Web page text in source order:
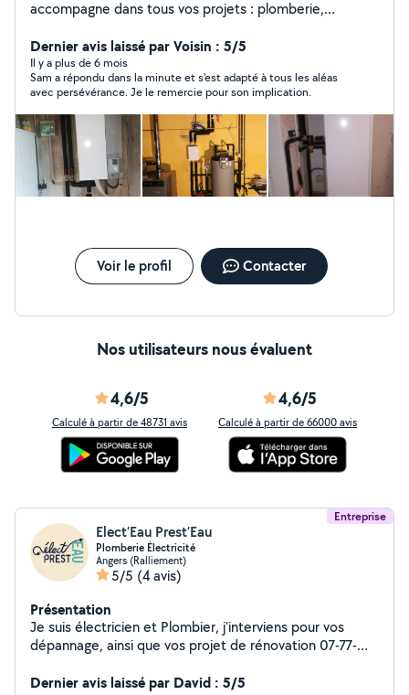
accompagne dans tous vos projets : plomberie,
une installation ou un entretien, je m'engage à fournir un
travail de qualité, propre et durable. La satisfaction de
mes clients est ma priorité.
Dernier avis laissé par Voisin : 5/5
Il y a plus de 6 mois
Sam a répondu dans la minute et s'est adapté à tous les aléas
avec persévérance. Je le remercie pour son implication.
Voir le profil Contacter
Nos utilisateurs nous évaluent
4,6/5
Calculé à partir de 48731 avis
4,6/5
Calculé à partir de 66000 avis
Entreprise
Elect’Eau Prest’Eau
Plomberie Électricité
Angers (Ralliement)
5/5 (4 avis)
Présentation
Je suis électricien et Plombier, j'interviens pour vos
dépannage, ainsi que vos projet de rénovation 07-77-
Dernier avis laissé par David : 5/5